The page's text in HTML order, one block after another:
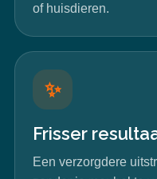
of huisdieren.
✨
Frisser
Een verzorgdere